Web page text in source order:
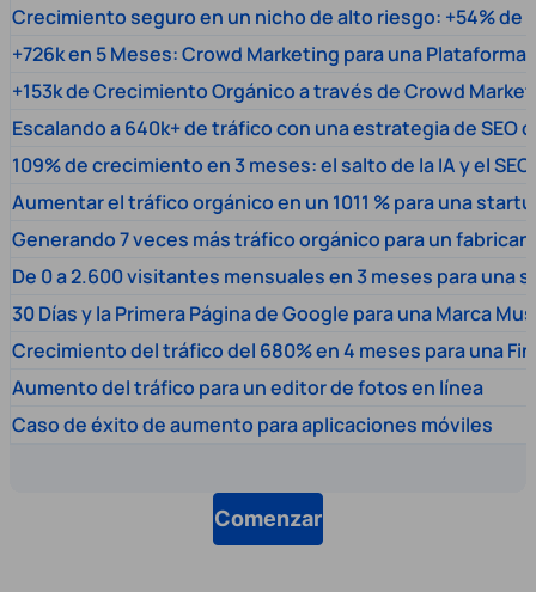
Crecimiento seguro en un nicho de alto riesgo: +54% de
+726k en 5 Meses: Crowd Marketing para una
+153k de Crecimiento Orgánico a través de Crowd
Escalando a 640k+ de tráfico con una estrategia de SEO
109% de crecimiento en 3 meses: el salto de la IA y el SEO
Aumentar el tráfico orgánico en un 1011 % para una
Generando 7 veces más tráfico orgánico para un
De 0 a 2.600 visitantes mensuales en 3 meses para una
30 Días y la Primera Página de Google para una Marca
Crecimiento del tráfico del 680% en 4 meses para una
Aumento del tráfico para un editor de fotos en línea
Caso de éxito de aumento para aplicaciones móviles
Comenzar